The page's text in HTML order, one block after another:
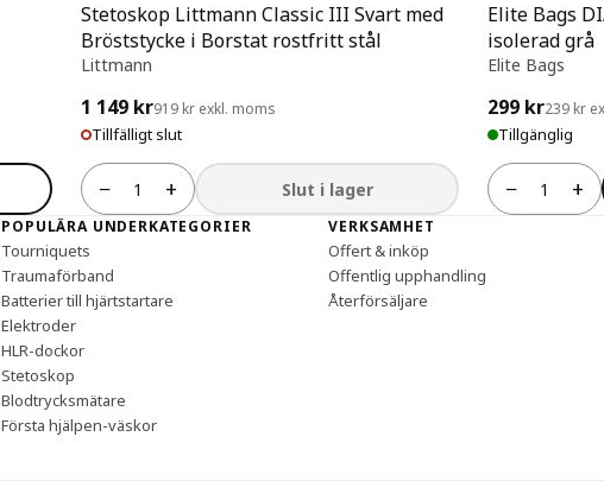
Stetoskop Littmann Classic III Svart med
Bröststycke i Borstat rostfritt stål
Littmann
1 149 kr919 kr exkl. moms
Tillfälligt slut
−
Antal + Slut i lager
Elite Bags
isolerad grå
Elite Bags
299 kr239 kr
Tillgänglig
−
Antal +
POPULÄRA UNDERKATEGORIER
Tourniquets
Traumaförband
Batterier till hjärtstartare
Elektroder
HLR-dockor
Stetoskop
Blodtrycksmätare
Första hjälpen-väskor
VERKSAMHET
Offert & inköp
Offentlig upphandling
Återförsäljare